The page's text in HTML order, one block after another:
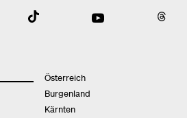
Österreich
Burgenland
Kärnten